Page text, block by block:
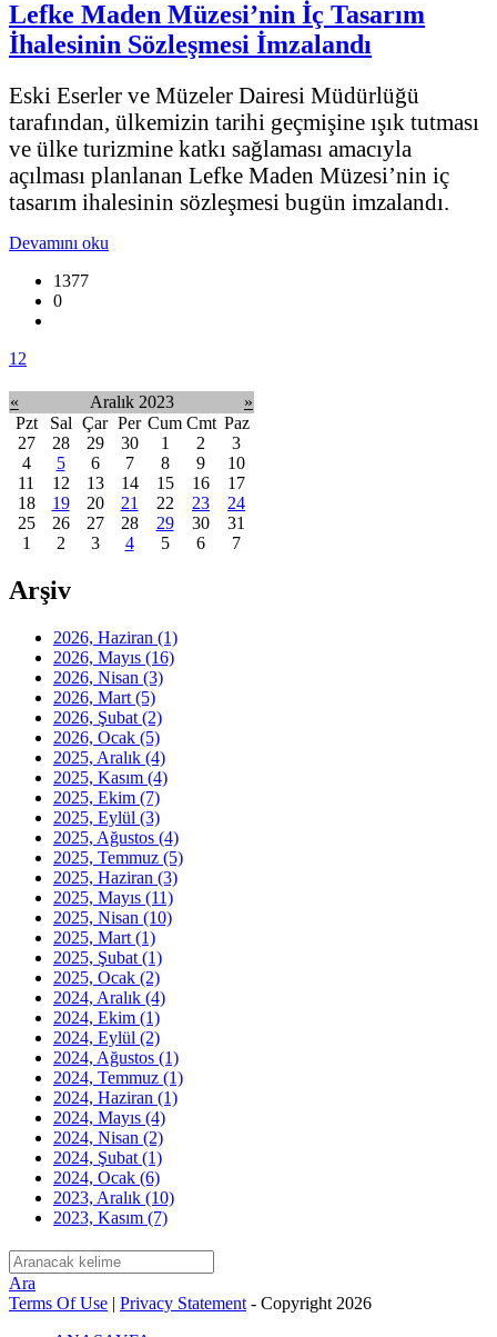
Lefke Maden Müzesi’nin İç Tasarım
İhalesinin Sözleşmesi İmzalandı
Eski Eserler ve Müzeler Dairesi Müdürlüğü
tarafından, ülkemizin tarihi geçmişine ışık tutması
ve ülke turizmine katkı sağlaması amacıyla
açılması planlanan Lefke Maden Müzesi’nin iç
tasarım ihalesinin sözleşmesi bugün imzalandı.
Devamını oku
1377
0
1 2
« Aralık 2023
»
Pzt
Sal Çar Per Cum Cmt Paz
27
28 29 30 1 2
3
4
5 6 7 8 9
10
11
12 13 14 15 16
17
18
19 20 21 22 23
24
25
26 27 28 29 30
31
1
2 3 4 5 6 7
Arşiv
2026, Haziran (1)
2026, Mayıs (16)
2026, Nisan (3)
2026, Mart (5)
2026, Şubat (2)
2026, Ocak (5)
2025, Aralık (4)
2025, Kasım (4)
2025, Ekim (7)
2025, Eylül (3)
2025, Ağustos (4)
2025, Temmuz (5)
2025, Haziran (3)
2025, Mayıs (11)
2025, Nisan (10)
2025, Mart (1)
2025, Şubat (1)
2025, Ocak (2)
2024, Aralık (4)
2024, Ekim (1)
2024, Eylül (2)
2024, Ağustos (1)
2024, Temmuz (1)
2024, Haziran (1)
2024, Mayıs (4)
2024, Nisan (2)
2024, Şubat (1)
2024, Ocak (6)
2023, Aralık (10)
2023, Kasım (7)
Ara
Terms Of Use | Privacy Statement - Copyright 2026